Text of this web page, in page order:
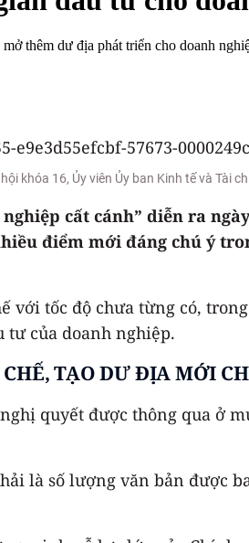
thêm dư địa phát triển cho doanh
khóa 16, Ủy viên Ủy ban Kinh tế và Tài
cất cánh” diễn ra
điểm mới đáng chú ý
với tốc độ chưa từng có,
tư của doanh nghiệp.
TẠO DƯ ĐỊA MỚI
quyết được thông qua ở
là số lượng văn bản được